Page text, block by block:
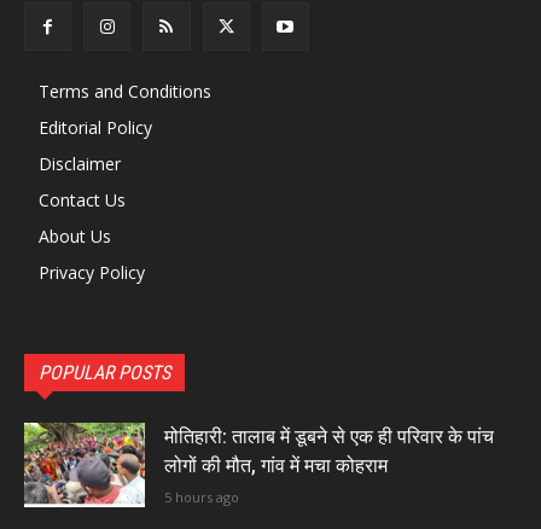
Terms and Conditions
Editorial Policy
Disclaimer
Contact Us
About Us
Privacy Policy
POPULAR POSTS
मोतिहारी: तालाब में डूबने से एक ही परिवार के पांच
लोगों की मौत, गांव में मचा कोहराम
5 hours ago